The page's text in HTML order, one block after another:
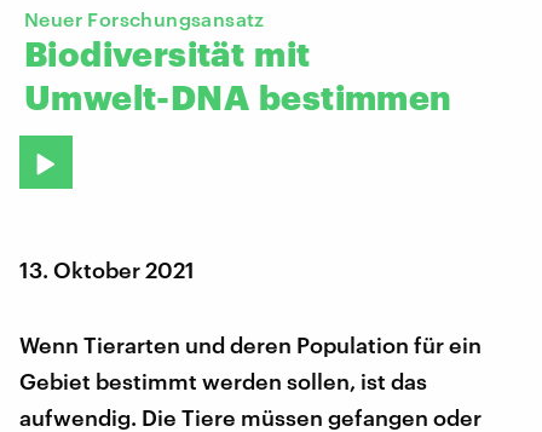
Neuer Forschungsansatz
Biodiversität mit
Umwelt-DNA bestimmen
13. Oktober 2021
Wenn Tierarten und deren Population für ein
Gebiet bestimmt werden sollen, ist das
aufwendig. Die Tiere müssen gefangen oder